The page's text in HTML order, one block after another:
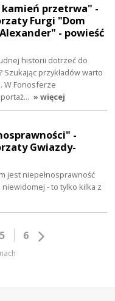
przetrwa" -
Furgi "Dom
- powieść
historii dotrzeć do
przykładów warto
W Fonosferze
» więcej
-
Gwiazdy-
jest niepełnosprawność
- to tylko kilka z
5 6